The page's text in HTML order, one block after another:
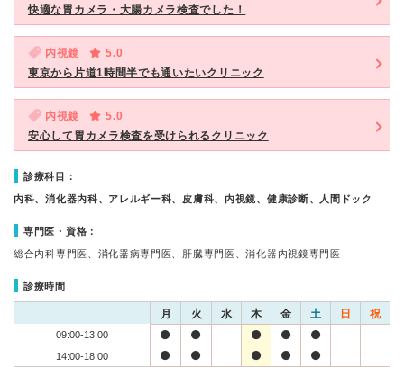
快適な胃カメラ・大腸カメラ検査でした！
内視鏡
5.0
東京から片道1時間半でも通いたいクリニック
内視鏡
5.0
安心して胃カメラ検査を受けられるクリニック
診療科目：
内科、消化器内科、アレルギー科、皮膚科、内視鏡、健康診断、人間ドック
専門医・資格：
総合内科専門医、消化器病専門医、肝臓専門医、消化器内視鏡専門医
診療時間
月 火 水 木 金 土 日 祝
09:00-13:00
14:00-18:00